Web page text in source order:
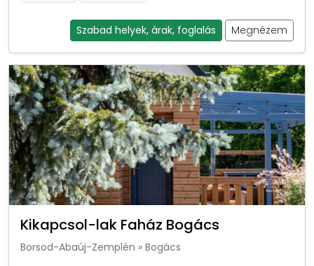
Szabad helyek, árak, foglalás Megnézem
Kikapcsol-lak Faház Bogács
Borsod-Abaúj-Zemplén » Bogács